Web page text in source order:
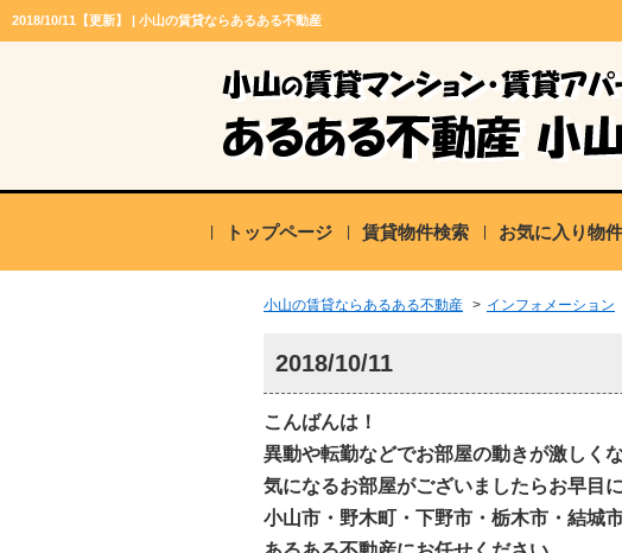
2018/10/11【更新】 | 小山の賃貸ならあるある不動産
トップページ 賃貸物件検索 お気に入り物件
小山の賃貸ならあるある不動産 > インフォメーション
2018/10/11
こんばんは！
異動や転勤などでお部屋の動きが激しく
気になるお部屋がございましたらお早目
小山市・野木町・下野市・栃木市・結城